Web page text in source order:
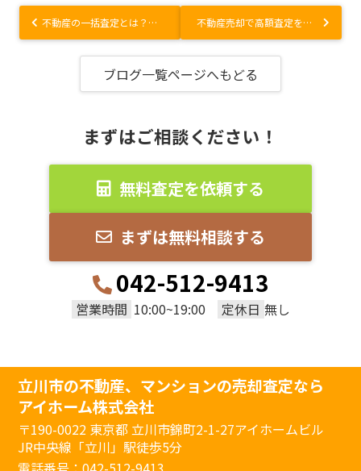
不動産の一括査定とは？メリットとデメリットを解説！ 不動産売却で高額査定をする意図とは？一括査定サイトの注意点も解説！
ブログ一覧ページへもどる
まずはご相談ください！
無料査定を依頼する
まずは無料相談する
042-512-9413
営業時間 10:00~19:00 定休日 無し
立川市の不動産、マンションの売却査定なら
アイホーム株式会社
〒190-0022 東京都 立川市錦町2-1-27アイホームビル
JR中央線「立川」駅徒歩5分